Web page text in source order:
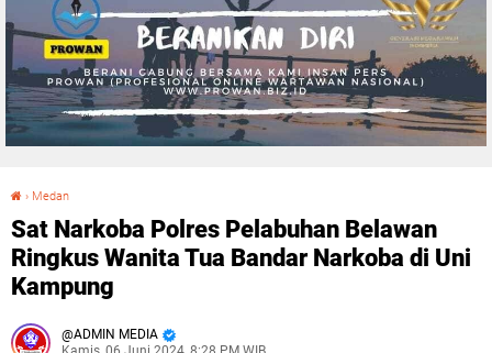
› Medan
Sat Narkoba Polres Pelabuhan Belawan
Ringkus Wanita Tua Bandar Narkoba di Uni
Kampung
ADMIN MEDIA